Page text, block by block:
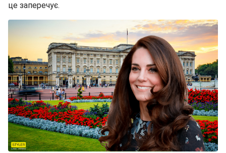
це заперечує.